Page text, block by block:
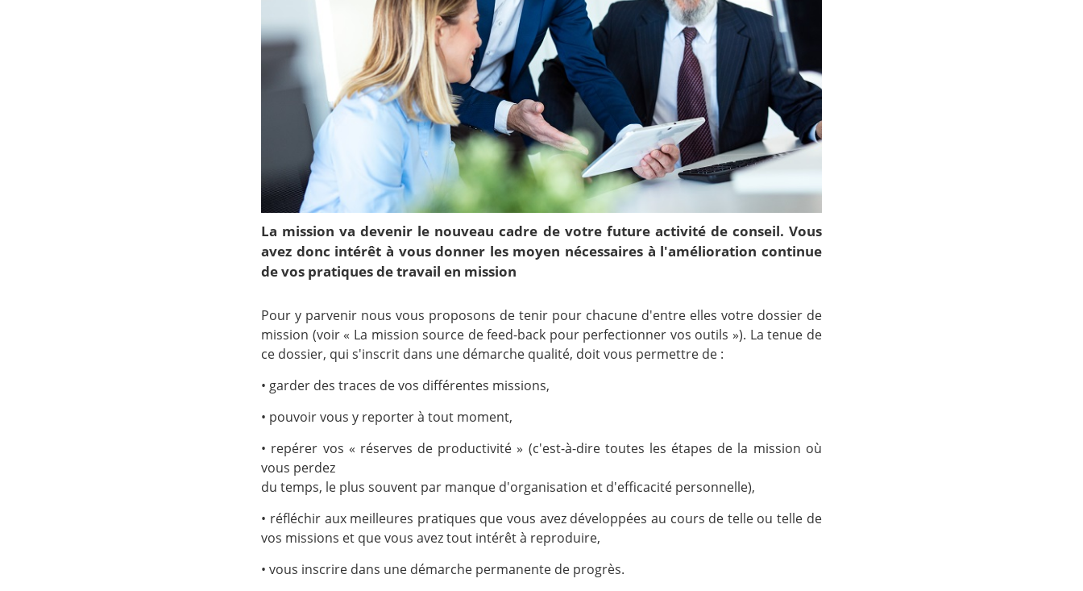
La mission va devenir le nouveau cadre de votre future activité de conseil. Vous
avez donc intérêt à vous donner les moyen nécessaires à l'amélioration continue
de vos pratiques de travail en mission
Pour y parvenir nous vous proposons de tenir pour chacune d'entre elles votre dossier de
mission (voir « La mission source de feed-back pour perfectionner vos outils »). La tenue de
ce dossier, qui s'inscrit dans une démarche qualité, doit vous permettre de :
• garder des traces de vos différentes missions,
• pouvoir vous y reporter à tout moment,
• repérer vos « réserves de productivité » (c'est-à-dire toutes les étapes de la mission où
vous perdez
du temps, le plus souvent par manque d'organisation et d'efficacité personnelle),
• réfléchir aux meilleures pratiques que vous avez développées au cours de telle ou telle de
vos missions et que vous avez tout intérêt à reproduire,
• vous inscrire dans une démarche permanente de progrès.